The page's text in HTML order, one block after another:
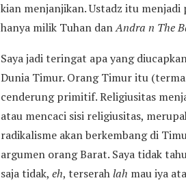
kian menjanjikan. Ustadz itu
hanya milik Tuhan danAndra n The
Saya jadi teringat apa yang
Dunia Timur. Orang Timur itu
cenderung primitif. Religiusitas
atau mencaci sisi religiusitas,
radikalisme akan berkembang di
argumen orang Barat. Saya tidak
saja tidak, eh, terserahlah mau iya